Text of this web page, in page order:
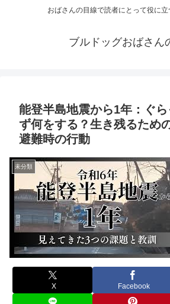
おばさんの目線で読者にとって役に
ブルドッグおばさん
能登半島地震から1年：ぐら
ず何をする？生き残るため
避難時の行動
未分類
X Facebook